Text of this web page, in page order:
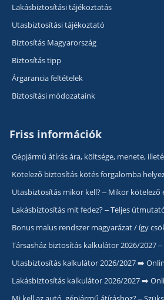
Lakásbiztosítási tájékoztatás
Utasbiztosítási tájékoztató
Biztosítás Magyarország
Biztosítás tipp
Árgarancia feltételek
Biztosítási módozataink
Friss információk
Gépjármű átírás ára, költsége, menete,
Kötelező biztosítás kötés forgalomba
Utasbiztosítás mikor kell? – Mikor kötelező
Lakásbiztosítás mit fedez? – Teljes
Bonus malus rendszer magyarázat / így
Társasház biztosítás kalkulátor 2026/2027
Utasbiztosítás kalkulátor 2026/2027 ➡️
Lakásbiztosítás kalkulátor 2026/2027 ➡️